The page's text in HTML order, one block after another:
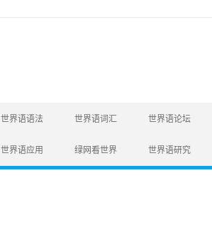
世界语语法 世界语词汇 世界语论坛
世界语应用 绿网看世界 世界语研究